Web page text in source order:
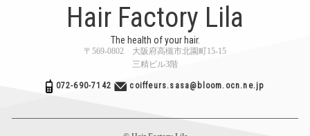
Hair Factory Lila
The health of your hair.
〒569-0802 大阪府高槻市北園町15-15
三精ビル3階
072-690-7142 coiffeurs.sasa@bloom.ocn.ne.jp